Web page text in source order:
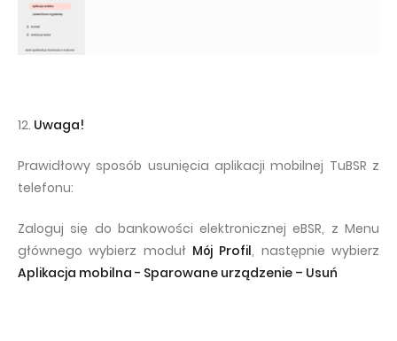
12. Uwaga!
Prawidłowy sposób usunięcia aplikacji mobilnej TuBSR z
telefonu:
Zaloguj się do bankowości elektronicznej eBSR, z Menu
głównego wybierz moduł Mój Profil, następnie wybierz
Aplikacja mobilna - Sparowane urządzenie – Usuń